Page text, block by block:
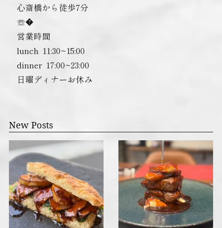
心斎橋から徒歩7分
☏�
営業時間
lunch ︎ 11:30~15:00
dinner ︎ 17:00~23:00
日曜ディナーお休み
New Posts